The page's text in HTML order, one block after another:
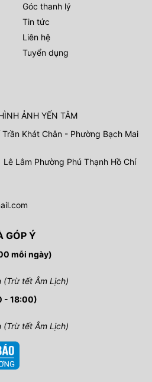
Góc thanh lý
Tin tức
Liên hệ
Tuyển dụng
ẢNH YẾN TÂM
Khát Chân - Phường Bạch Mai
Lê Lâm Phường Phú Thạnh Hồ Chí
GÓP Ý
mỗi ngày)
tết Âm Lịch)
- 18:00)
tết Âm Lịch)